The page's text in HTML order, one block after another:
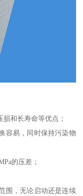
和长寿命等优点；
容易，同时保持污染物
的压差；
围，无论启动还是连续